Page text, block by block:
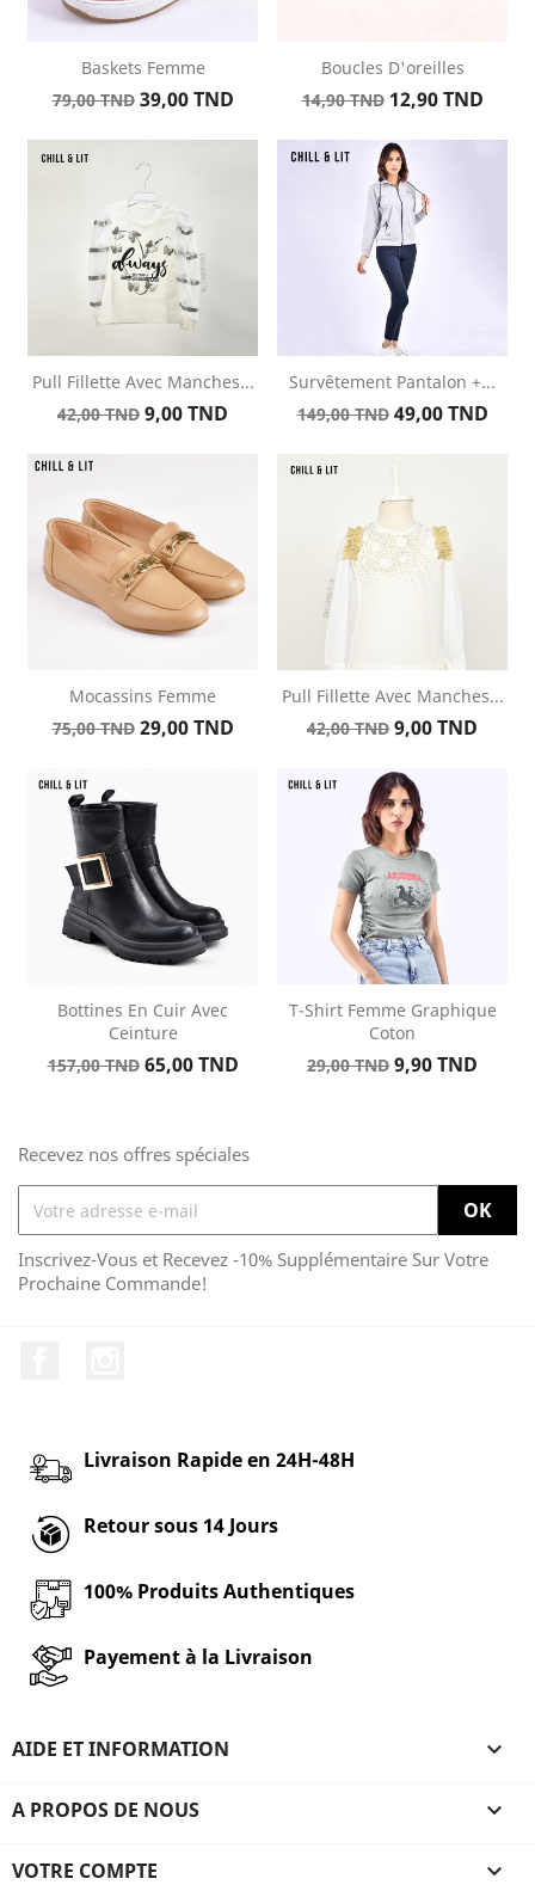
Baskets Femme
Prix
base
79,00 TND Prix
39,00 TND
Boucles D'oreilles
Prix
base
14,90 TND Prix
12,90 TND
Pull Fillette Avec Manches...
Prix
base
42,00 TND Prix
9,00 TND
Survêtement Pantalon +...
Prix
base
149,00 TND Prix
49,00 TND
Mocassins Femme
Prix
base
75,00 TND Prix
29,00 TND
Pull Fillette Avec Manches...
Prix
base
42,00 TND Prix
9,00 TND
Bottines En Cuir Avec
Ceinture
Prix
157,00 TND Prix
65,00 TND
T-Shirt Femme Graphique
Coton
Prix
29,00 TND Prix
9,90 TND
Recevez nos offres spéciales
Inscrivez-Vous et Recevez -10% Supplémentaire Sur Votre
Prochaine Commande!
Livraison Rapide en 24H-48H
Retour sous 14 Jours
100% Produits Authentiques
Payement à la Livraison
AIDE ET INFORMATION 
A PROPOS DE NOUS 
VOTRE COMPTE 